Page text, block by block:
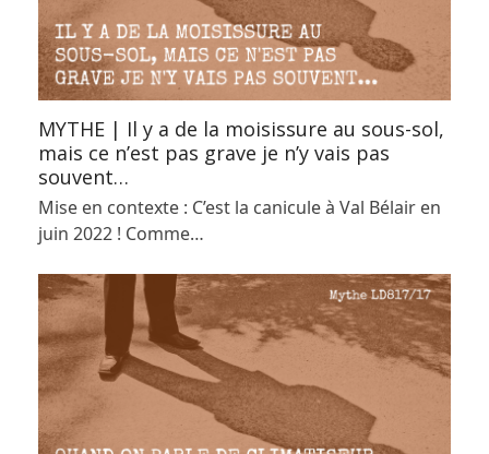
MYTHE | Il y a de la moisissure au sous-sol,
mais ce n’est pas grave je n’y vais pas
souvent…
Mise en contexte : C’est la canicule à Val Bélair en
juin 2022 ! Comme…